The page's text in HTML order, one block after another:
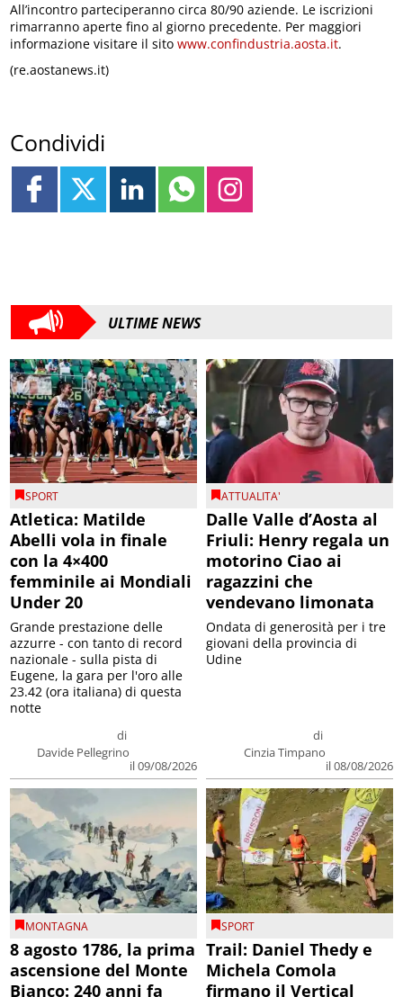
All’incontro parteciperanno circa 80/90 aziende. Le iscrizioni
rimarranno aperte fino al giorno precedente. Per maggiori
informazione visitare il sitowww.confindustria.aosta.it.
(re.aostanews.it)
Condividi
ULTIME NEWS
SPORT
Atletica: Matilde
Abelli vola in finale
con la 4×400
femminile ai Mondiali
Under 20
di
Davide Pellegrino
il 09/08/2026
Grande prestazione delle
azzurre - con tanto di record
nazionale - sulla pista di
Eugene, la gara per l'oro alle
23.42 (ora italiana) di questa
notte
ATTUALITA'
Dalle Valle d’Aosta al
Friuli: Henry regala un
motorino Ciao ai
ragazzini che
vendevano limonata
di
Cinzia Timpano
il 08/08/2026
Ondata di generosità per i tre
giovani della provincia di
Udine
MONTAGNA
8 agosto 1786, la prima
ascensione del Monte
Bianco: 240 anni fa
SPORT
Trail: Daniel Thedy e
Michela Comola
firmano il Vertical